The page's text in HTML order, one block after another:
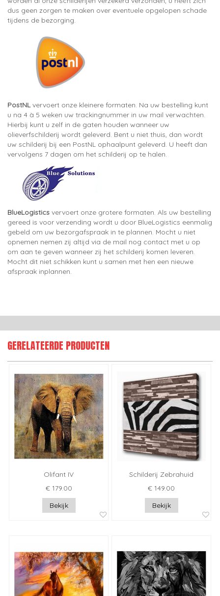
dus geen zorgen te maken over eventuele opgelopen schade
tijdens de bezorging.
PostNLvervoert onze kleinere formaten. Na uw bestelling kunt
u na 4 à 5 weken uw trackingnummer in uw mail verwachten.
Hierbij kunt u zelf in de gaten houden wanneer uw
olieverfschilderij wordt geleverd. Bent u niet thuis, dan wordt
uw schilderij bij een PostNL ophaalpunt geleverd. U heeft dan
vervolgens 7 dagen om het schilderij op te halen.
BlueLogistics vervoert onze grotere formaten. Als uw bestelling
gereed is voor verzending wordt u door BlueLogistics eenmalig
gebeld om uw bezorgafspraak in te plannen. Mocht u niet
opnemen nemen zij altijd via de mail nog contact met u op
om aan te geven wanneer zij het schilderij komen leveren.
Mocht dit niet schikken kunt u samen met hen een nieuwe
afspraak inplannen.
GERELATEERDE PRODUCTEN
Olifant IV
€ 179.00
Bekijk
Schilderij Zebrahuid
€ 149.00
Bekijk